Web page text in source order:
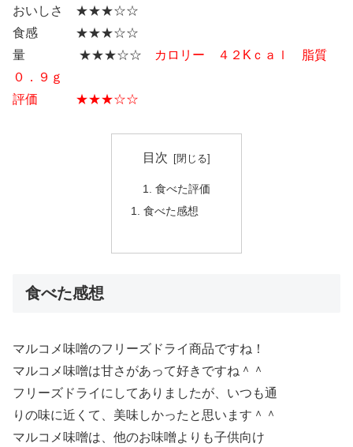
おいしさ ★★★☆☆
食感 ★★★☆☆
量 ★★★☆☆
カロリー ４２Kｃａｌ 脂質
０．９ｇ
評価 ★★★☆☆
目次
食べた評価
食べた感想
食べた感想
マルコメ味噌のフリーズドライ商品ですね！
マルコメ味噌は甘さがあって好きですね＾＾
フリーズドライにしてありましたが、いつも通
りの味に近くて、美味しかったと思います＾＾
マルコメ味噌は、他のお味噌よりも子供向け